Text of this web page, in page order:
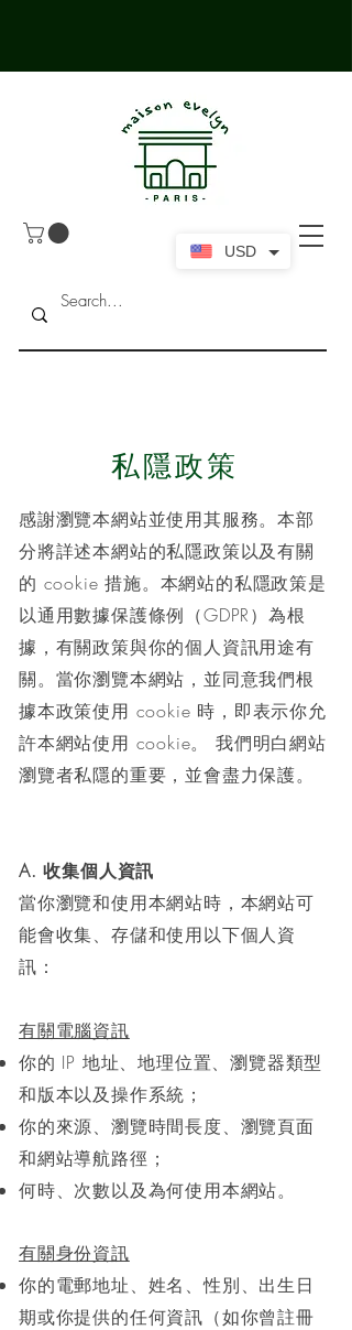
私隱政策
感謝瀏覽本網站並使用其服務。本部
分將詳述本網站的私隱政策以及有關
的 cookie 措施。本網站的私隱政策是
以通用數據保護條例（GDPR）為根
據，有關政策與你的個人資訊用途有
關。當你瀏覽本網站，並同意我們根
據本政策使用 cookie 時，即表示你允
許本網站使用 cookie。 我們明白網站
瀏覽者私隱的重要，並會盡力保護。
A. 收集個人資訊
當你瀏覽和使用本網站時，本網站可
能會收集、存儲和使用以下個人資
訊：
有關電腦資訊
你的 IP 地址、地理位置、瀏覽器類型
和版本以及操作系統；
你的來源、瀏覽時間長度、瀏覽頁面
和網站導航路徑；
何時、次數以及為何使用本網站。
有關身份資訊
你的電郵地址、姓名、性別、出生日
期或你提供的任何資訊（如你曾註冊
USD